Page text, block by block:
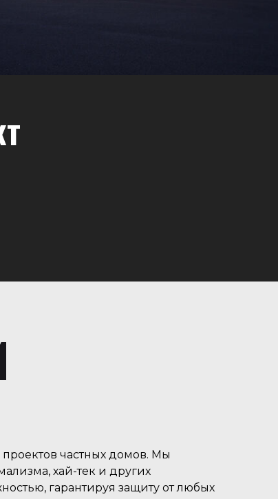
частных домов. Мы
хай-тек и других
гарантируя защиту от любых